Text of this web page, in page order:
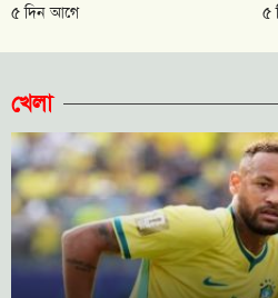
৫ দিন আগে ৫
খেলা